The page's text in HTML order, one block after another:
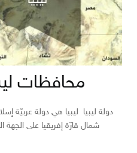
محافظات
دولة ليبيا ليبيا هي دولة عربيّة
شمال قارّة إفريقيا على الجهة